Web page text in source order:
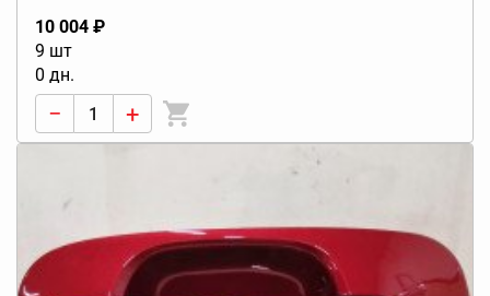
10 004 ₽
9 шт
0 дн.
− +